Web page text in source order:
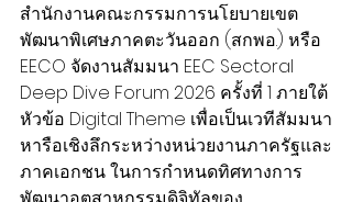
สำนักงานคณะกรรมการนโยบายเขต
พัฒนาพิเศษภาคตะวันออก (สกพอ.) หรือ
EECO จัดงานสัมมนา EEC Sectoral
Deep Dive Forum 2026 ครั้งที่ 1 ภายใต้
หัวข้อ Digital Theme เพื่อเป็นเวทีสัมมนา
หารือเชิงลึกระหว่างหน่วยงานภาครัฐและ
ภาคเอกชน ในการกำหนดทิศทางการ